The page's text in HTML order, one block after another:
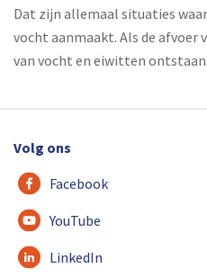
Dat zijn allemaal situaties
vocht aanmaakt. Als de afvoer
van vocht en eiwitten ontstaan.
Volg ons
Facebook
YouTube
LinkedIn